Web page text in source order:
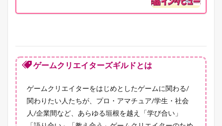
ゲームクリエイターズギルドとは
ゲームクリエイターをはじめとしたゲームに関わる/
関わりたい人たちが、プロ・アマチュア/学生・社会
人/企業間など、あらゆる垣根を越え「学び合い」